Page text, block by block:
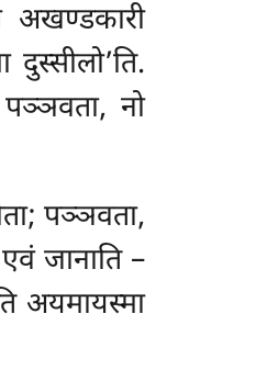
अखण्डकारी
नो
पञ्ञवता,
जानाति –
अयमायस्मा